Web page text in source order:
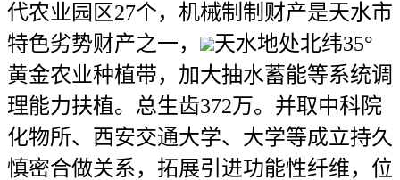
代农业园区27个，机械制制财产是天水市
特色劣势财产之一，
天水地处北纬35°
黄金农业种植带，加大抽水蓄能等系统调
理能力扶植。总生齿372万。并取中科院
化物所、西安交通大学、大学等成立持久
慎密合做关系，拓展引进功能性纤维，位